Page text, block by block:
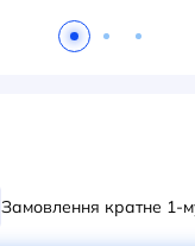
Замовлення кратне 1-